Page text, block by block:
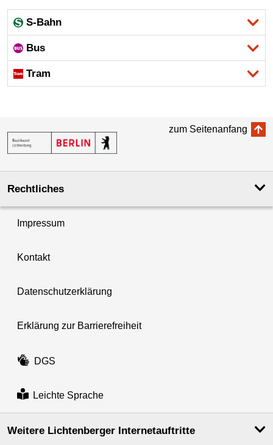
S-Bahn
Bus
Tram
zum Seitenanfang
Rechtliches
Impressum
Kontakt
Datenschutzerklärung
Erklärung zur Barrierefreiheit
DGS
Leichte Sprache
Weitere Lichtenberger Internetauftritte